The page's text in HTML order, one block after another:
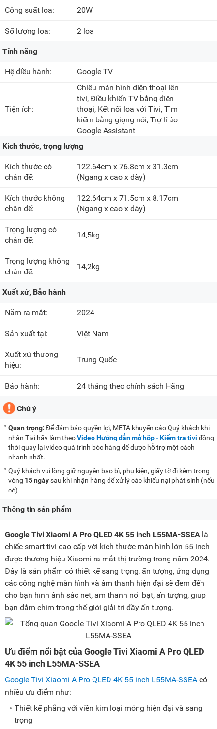
Công suất loa: 20W
Số lượng loa: 2 loa
Tính năng
Hệ điều hành: Google TV
Tiện ích:
Chiếu màn hình điện thoại lên
tivi, Điều khiển TV bằng điện
thoại, Kết nối loa với Tivi, Tìm
kiếm bằng giọng nói, Trợ lí ảo
Google Assistant
Kích thước, trọng lượng
Kích thước có
chân đế:
122.64cm x 76.8cm x 31.3cm
(Ngang x cao x dày)
Kích thước không
chân đế:
122.64cm x 71.5cm x 8.17cm
(Ngang x cao x dày)
Trọng lượng có
chân đế:
14,5kg
Trọng lượng không
chân đế:
14,2kg
Xuất xứ, Bảo hành
Năm ra mắt: 2024
Sản xuất tại: Việt Nam
Xuất xứ thương
hiệu:
Trung Quốc
Bảo hành: 24 tháng theo chính sách Hãng
Chú ý
Quan trọng: Để đảm bảo quyền lợi, META khuyến cáo Quý khách khi
nhận Tivi hãy làm theoVideo Hướng dẫn mở hộp - Kiểm tra tivi đồng
thời quay lại video quá trình bóc hàng để được hỗ trợ một cách
nhanh nhất.
Quý khách vui lòng giữ nguyên bao bì, phụ kiện, giấy tờ đi kèm trong
vòng 15 ngàysau khi nhận hàng để xử lý các khiếu nại phát sinh (nếu
có).
Thông tin sản phẩm
Google Tivi Xiaomi A Pro QLED 4K 55 inch L55MA-SSEA là
chiếc smart tivi cao cấp với kích thước màn hình lớn 55 inch
được thương hiệu Xiaomi ra mắt thị trường trong năm 2024.
Đây là sản phẩm có thiết kế sang trọng, ấn tượng, ứng dụng
các công nghệ màn hình và âm thanh hiện đại sẽ đem đến
cho bạn hình ảnh sắc nét, âm thanh nổi bật, ấn tượng, giúp
bạn đắm chìm trong thế giới giải trí đầy ấn tượng.
Ưu điểm nổi bật của Google Tivi Xiaomi A Pro QLED
4K 55 inch L55MA-SSEA
Google Tivi Xiaomi A Pro QLED 4K 55 inch L55MA-SSEA có
nhiều ưu điểm như:
Thiết kế phẳng với viền kim loại mỏng hiện đại và sang
trọng